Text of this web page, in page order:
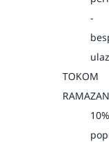
-
TOKOM
10%